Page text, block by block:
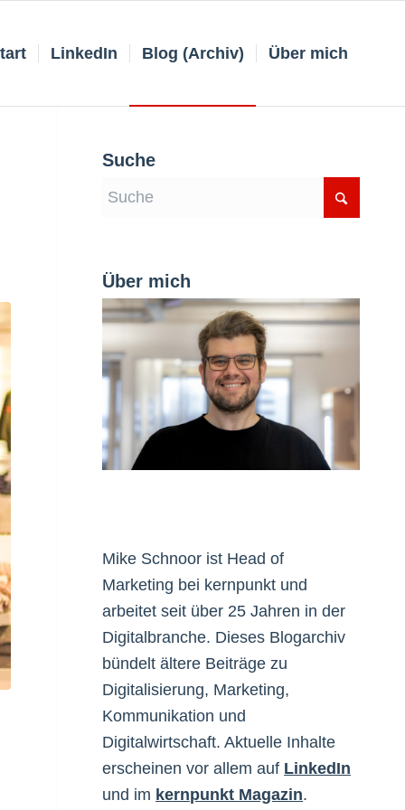
LinkedIn Blog (Archiv) Über mich
Suche
Über mich
Mike Schnoor ist Head of
Marketing bei kernpunkt und
arbeitet seit über 25 Jahren in der
Digitalbranche. Dieses Blogarchiv
bündelt ältere Beiträge zu
Digitalisierung, Marketing,
Kommunikation und
Digitalwirtschaft. Aktuelle Inhalte
erscheinen vor allem auf LinkedIn
und im kernpunkt Magazin.